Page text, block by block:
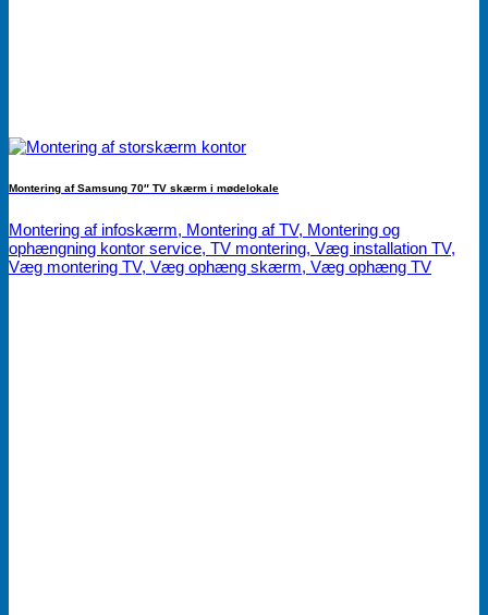
Montering af Samsung 70″ TV skærm i mødelokale
Montering af infoskærm, Montering af TV, Montering og
ophængning kontor service, TV montering, Væg installation TV,
Væg montering TV, Væg ophæng skærm, Væg ophæng TV